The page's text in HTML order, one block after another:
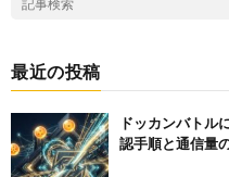
最近の投稿
ドッカンバトル
認手順と通信量